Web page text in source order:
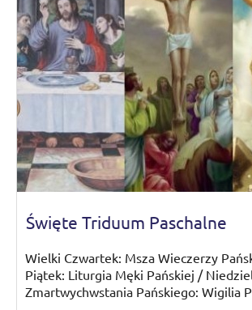
Święte Triduum Paschalne
Wielki Czwartek: Msza Wieczerzy
Piątek: Liturgia Męki Pańskiej /
Zmartwychwstania Pańskiego: Wigilia